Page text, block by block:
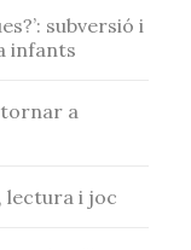
subversió i
infants
tornar a
lectura i joc